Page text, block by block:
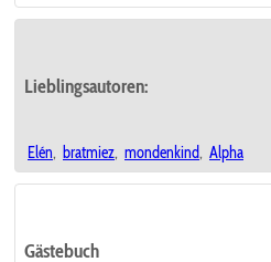
Lieblingsautoren:
Elén, bratmiez, mondenkind, Alpha
Gästebuch